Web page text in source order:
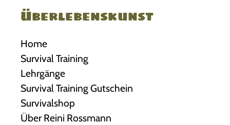
Überlebenskunst
Home
Survival Training
Lehrgänge
Survival Training Gutschein
Survivalshop
Über Reini Rossmann